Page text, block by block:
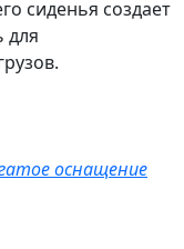
сиденья создает
для
оснащение